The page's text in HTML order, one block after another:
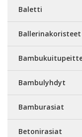
Baletti
Ballerinakoristeet
Bambulyhdyt
Bamburasiat
Betonirasiat